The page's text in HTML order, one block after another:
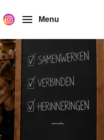
Menu